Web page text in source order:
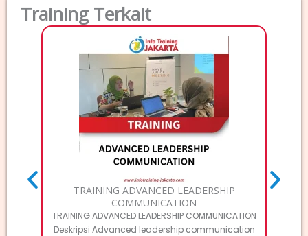
Training Terkait
TRAINING ADVANCED LEADERSHIP
COMMUNICATION
TRAINING ADVANCED LEADERSHIP COMMUNICATION
Deskripsi Advanced leadership communication